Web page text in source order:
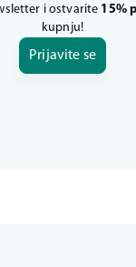
i ostvarite 15%
kupnju!
Prijavite se